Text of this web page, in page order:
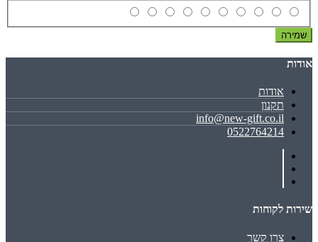
שמירה
אודות
אודות
תקנון
info@new-gift.co.il
0522764214
שירות לקוחות
צרו קשר